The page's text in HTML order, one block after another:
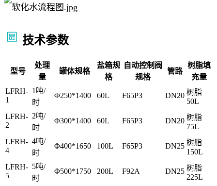
技术参数
型号
处理
量
罐体规格
盐箱规
格
自动控制阀
规格
管路
树脂填
充量
LFRH-
1
1吨/
时
Φ250*1400 60L F65P3 DN20 树脂
50L
LFRH-
2
2吨/
时
Φ300*1400 60L F65P3 DN20 树脂
75L
LFRH-
4
4吨/
时
Φ400*1650 100L F65P3 DN25 树脂
150L
LFRH-
5
5吨/
时
Φ500*1750 200L F92A DN25 树脂
225L